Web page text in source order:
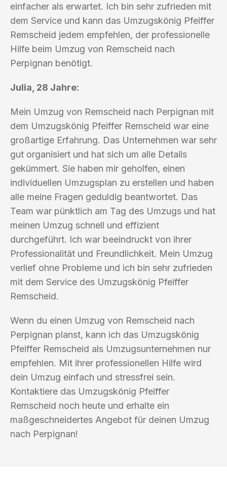
einfacher als erwartet. Ich bin sehr zufrieden mit
dem Service und kann das Umzugskönig Pfeiffer
Remscheid jedem empfehlen, der professionelle
Hilfe beim Umzug von Remscheid nach
Perpignan benötigt.
Julia, 28 Jahre:
Mein Umzug von Remscheid nach Perpignan mit
dem Umzugskönig Pfeiffer Remscheid war eine
großartige Erfahrung. Das Unternehmen war sehr
gut organisiert und hat sich um alle Details
gekümmert. Sie haben mir geholfen, einen
individuellen Umzugsplan zu erstellen und haben
alle meine Fragen geduldig beantwortet. Das
Team war pünktlich am Tag des Umzugs und hat
meinen Umzug schnell und effizient
durchgeführt. Ich war beeindruckt von ihrer
Professionalität und Freundlichkeit. Mein Umzug
verlief ohne Probleme und ich bin sehr zufrieden
mit dem Service des Umzugskönig Pfeiffer
Remscheid.
Wenn du einen Umzug von Remscheid nach
Perpignan planst, kann ich das Umzugskönig
Pfeiffer Remscheid als Umzugsunternehmen nur
empfehlen. Mit ihrer professionellen Hilfe wird
dein Umzug einfach und stressfrei sein.
Kontaktiere das Umzugskönig Pfeiffer
Remscheid noch heute und erhalte ein
maßgeschneidertes Angebot für deinen Umzug
nach Perpignan!